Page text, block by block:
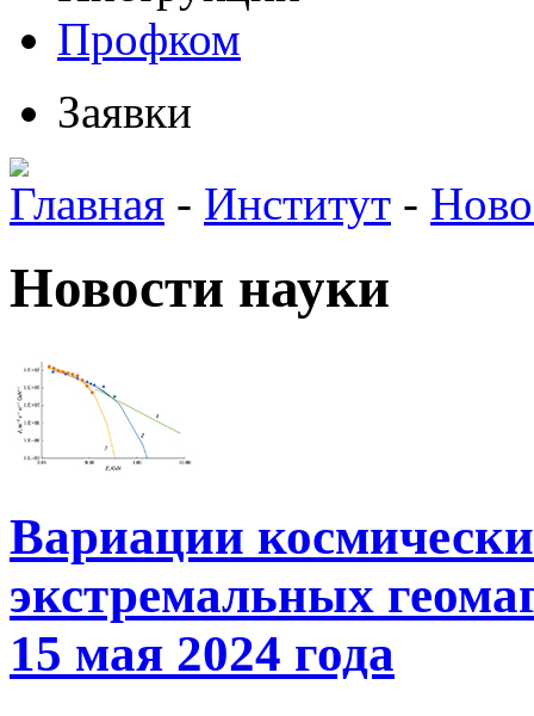
Профком
Заявки
Главная - Институт -
Новости науки
Вариации
экстремальных
15 мая 2024 года